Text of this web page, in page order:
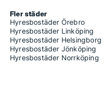
Fler städer
Hyresbostäder Örebro
Hyresbostäder Linköping
Hyresbostäder Helsingborg
Hyresbostäder Jönköping
Hyresbostäder Norrköping